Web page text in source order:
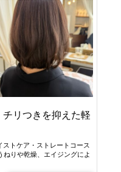
リつきを抑えた軽
トケア・ストレートコース
ねりや乾燥、エイジングによ